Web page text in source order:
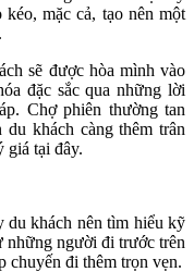
mặc cả, tạo nên một
sẽ được hòa mình vào
đặc sắc qua những lời
Chợ phiên thường tan
khách càng thêm trân
giá tại đây.
du khách nên tìm hiểu kỹ
những người đi trước trên
chuyến đi thêm trọn vẹn.